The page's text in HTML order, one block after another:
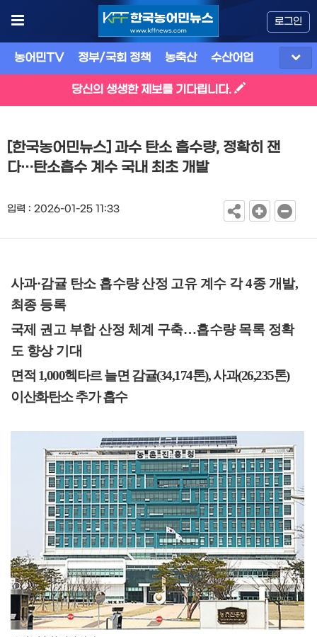
로그인
농어민TV 정부/국회 정책 농축산 수산어업
당신의 생생한 제보를 기다립니다.
[한국농어민뉴스] 과수 탄소 흡수량, 정확히 잰
다…탄소흡수 계수 국내 최초 개발
입력 : 2026-01-25 11:33
사과·감귤 탄소 흡수량 산정 고유 계수 각4종 개발,
최종 등록
국제 권고 부합 산정 체계 구축…흡수량 목록 정확
도 향상 기대
면적 1,000헥타르 늘면 감귤(34,174톤),사과(26,235톤)
이산화탄소 추가 흡수